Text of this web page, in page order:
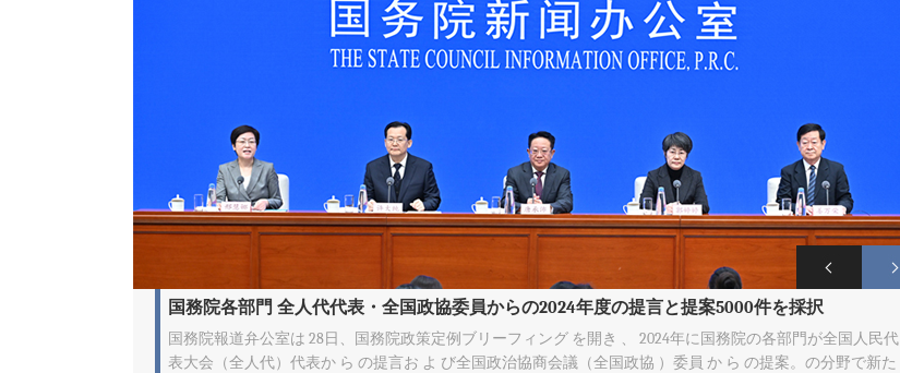
国務院各部門 全人代代表・全国政協委員からの2024年度の提言と提案5000件を採択
国務院報道弁公室は 28日、国務院政策定例ブリーフィング を開き 、 2024年に国務院の各部門が全国人民代
表大会（全人代）代表か ら の提言お よ び全国政治協商会議（全国政協 ）委員 か ら の提案。の分野で新た